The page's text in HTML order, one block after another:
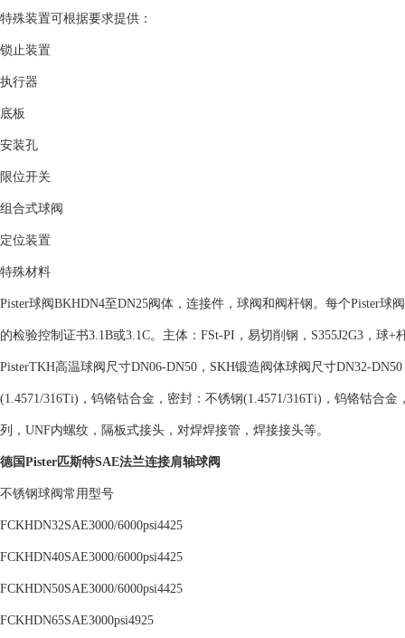
特殊装置可根据要求提供：
锁止装置
执行器
底板
安装孔
限位开关
组合式球阀
定位装置
特殊材料
Pister球阀BKHDN4至DN25阀体，连接件，球阀和阀杆钢。每个Pister
的检验控制证书3.1B或3.1C。主体：FSt-PI，易切削钢，S355J2G3，球
PisterTKH高温球阀尺寸DN06-DN50，SKH锻造阀体球阀尺寸DN32-
(1.4571/316Ti)，钨铬钴合金，密封：不锈钢(1.4571/316Ti)，钨铬钴合
列，UNF内螺纹，隔板式接头，对焊焊接管，焊接接头等。
德国Pister匹斯特SAE法兰连接肩轴球阀
不锈钢球阀常用型号
FCKHDN32SAE3000/6000psi4425
FCKHDN40SAE3000/6000psi4425
FCKHDN50SAE3000/6000psi4425
FCKHDN65SAE3000psi4925